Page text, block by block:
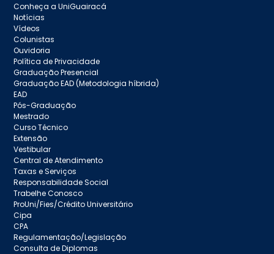
Conheça a UniGuairacá
Notícias
Vídeos
Colunistas
Ouvidoria
Política de Privacidade
Graduação Presencial
Graduação EAD (Metodologia híbrida)
EAD
Pós-Graduação
Mestrado
Curso Técnico
Extensão
Vestibular
Central de Atendimento
Taxas e Serviços
Responsabilidade Social
Trabelhe Conosco
ProUni/Fies/Crédito Universitário
Cipa
CPA
Regulamentação/Legislação
Consulta de Diplomas